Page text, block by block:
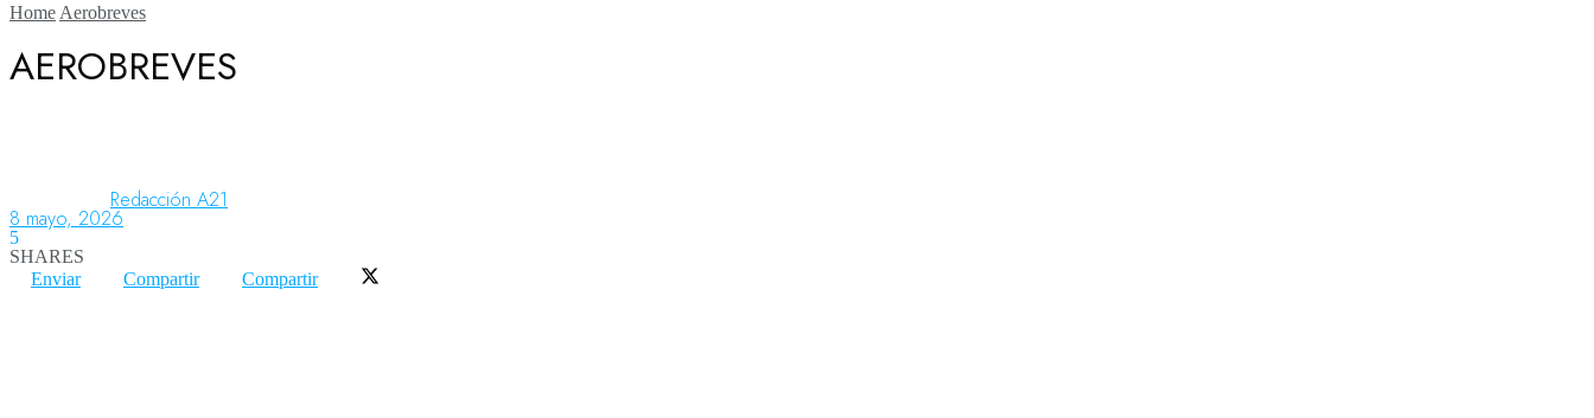
Aeronáutica
Aeropuertos
Home Aerobreves
AEROBREVES
Redacción A21
8 mayo, 2026
5
SHARES
Enviar
Compartir Compartir